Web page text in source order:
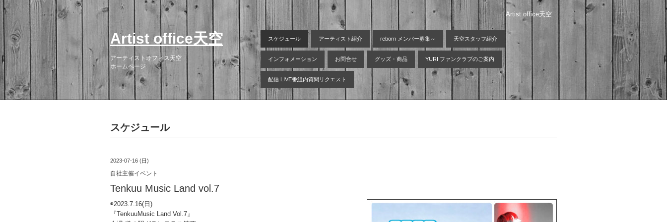
Artist office天空
Artist office天空
アーティストオフィス天空
ホームページ
スケジュール アーティスト紹介 reborn メンバー募集～ 天空スタッフ紹介
インフォメーション お問合せ グッズ・商品 YURI ファンクラブのご案内
配信 LIVE番組内質問リクエスト
スケジュール
2023-07-16 (日)
自社主催イベント
Tenkuu Music Land vol.7
◉2023.7.16(日)
『TenkuuMusic Land Vol.7』